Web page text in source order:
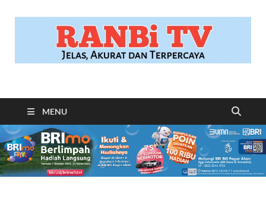
RANBITV.COM
MENU